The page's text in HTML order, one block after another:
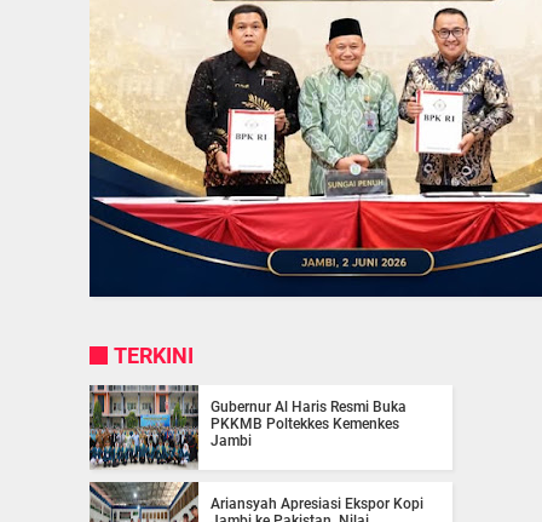
TERKINI
Gubernur Al Haris Resmi Buka
PKKMB Poltekkes Kemenkes
Jambi
Ariansyah Apresiasi Ekspor Kopi